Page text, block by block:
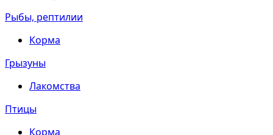
Рыбы, рептилии
Корма
Грызуны
Лакомства
Птицы
Корма